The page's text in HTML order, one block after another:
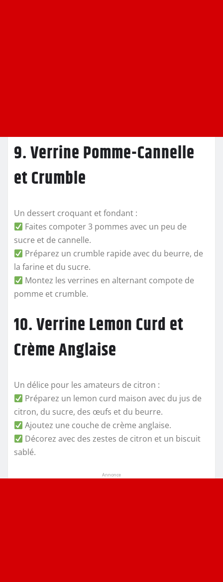
9. Verrine Pomme-Cannelle
et Crumble
Un dessert croquant et fondant :
Faites compoter 3 pommes avec un peu de
sucre et de cannelle.
Préparez un crumble rapide avec du beurre, de
la farine et du sucre.
Montez les verrines en alternant compote de
pomme et crumble.
10. Verrine Lemon Curd et
Crème Anglaise
Un délice pour les amateurs de citron :
Préparez un lemon curd maison avec du jus de
citron, du sucre, des œufs et du beurre.
Ajoutez une couche de crème anglaise.
Décorez avec des zestes de citron et un biscuit
sablé.
Annonce